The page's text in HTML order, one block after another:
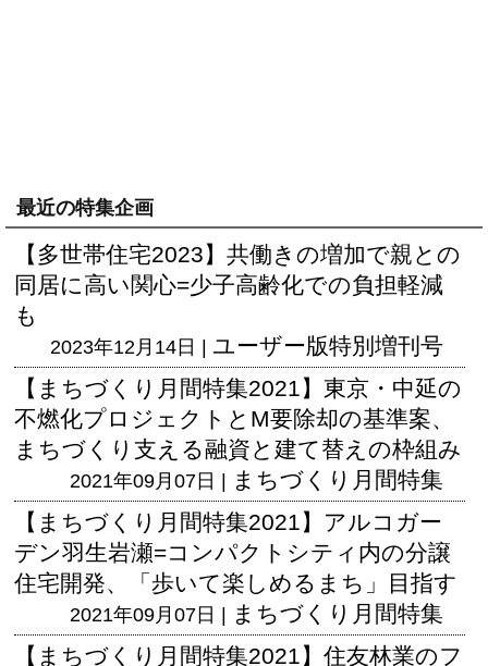
最近の特集企画
【多世帯住宅2023】共働きの増加で親との
同居に高い関心=少子高齢化での負担軽減
も
2023年12月14日 | ユーザー版特別増刊号
【まちづくり月間特集2021】東京・中延の
不燃化プロジェクトとM要除却の基準案、
まちづくり支える融資と建て替えの枠組み
2021年09月07日 |
まちづくり月間特集
【まちづくり月間特集2021】アルコガー
デン羽生岩瀬=コンパクトシティ内の分譲
住宅開発、「歩いて楽しめるまち」目指す
2021年09月07日 |
まちづくり月間特集
【まちづくり月間特集2021】住友林業のフ